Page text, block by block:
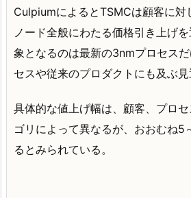
CulpiumによるとTSMCは顧客に対
ノード全般にわたる価格引き上げ
象となるのは最新の3nmプロセス
セスや従来のプロダクトにも及ぶ見
具体的な値上げ幅は、顧客、プロ
ゴリによって異なるが、おおむね5
るとみられている。